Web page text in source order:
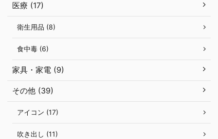
医療 (17)
衛生用品 (8)
食中毒 (6)
家具・家電 (9)
その他 (39)
アイコン (17)
吹き出し (11)